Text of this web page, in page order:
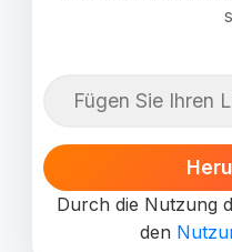
Durch die Nutzung
den